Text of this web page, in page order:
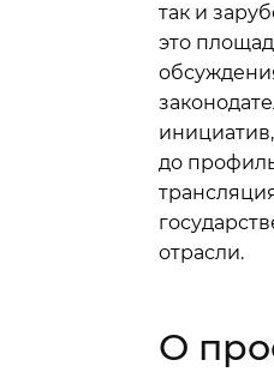
так и
это
до
отрасли.
О